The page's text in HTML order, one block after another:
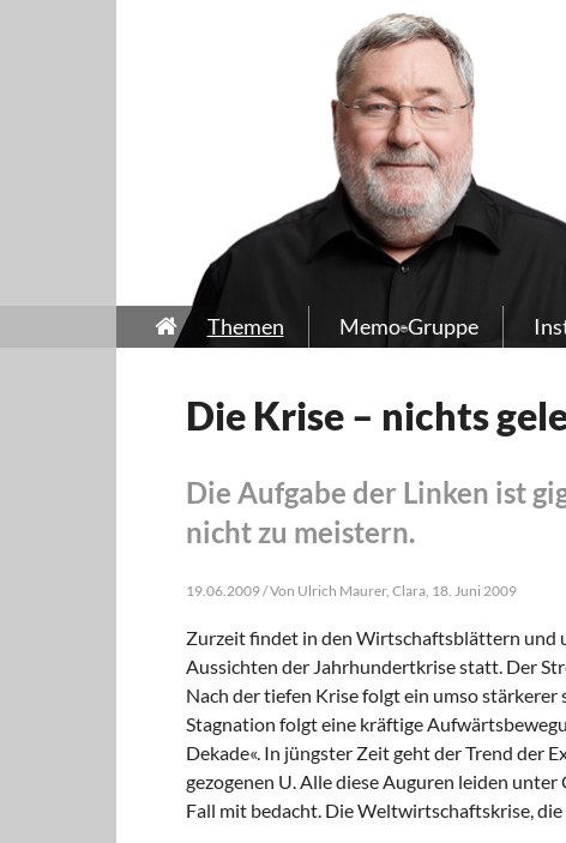
Themen Memo-Gruppe
Die Krise – nichts
Die Aufgabe der Linken ist
nicht zu meistern.
19.06.2009 / Von Ulrich Maurer, Clara, 18. Juni 2009
Zurzeit findet in den Wirtschaftsblättern
Aussichten der Jahrhundertkrise statt. Der
Nach der tiefen Krise folgt ein umso
Stagnation folgt eine kräftige
Dekade«. In jüngster Zeit geht der Trend der
gezogenen U. Alle diese Auguren leiden
Fall mit bedacht. Die Weltwirtschaftskrise,